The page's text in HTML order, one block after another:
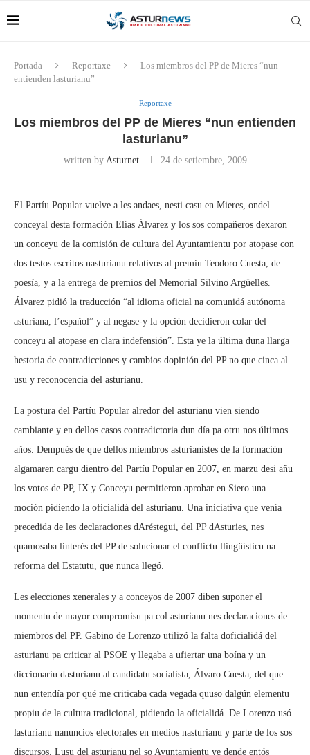
Portada Reportaxe
Los miembros del PP de Mieres “nun
entienden lasturianu”
Reportaxe
Los miembros del PP de Mieres “nun entienden
lasturianu”
written by Asturnet 24 de setiembre, 2009
El Partíu Popular vuelve a les andaes, nesti casu en Mieres, ondel
conceyal desta formación Elías Álvarez y los sos compañeros dexaron
un conceyu de la comisión de cultura del Ayuntamientu por atopase con
dos testos escritos nasturianu relativos al premiu Teodoro Cuesta, de
poesía, y a la entrega de premios del Memorial Silvino Argüelles.
Álvarez pidió la traducción “al idioma oficial na comunidá autónoma
asturiana, l’español” y al negase-y la opción decidieron colar del
conceyu al atopase en clara indefensión”. Esta ye la última duna llarga
hestoria de contradicciones y cambios dopinión del PP no que cinca al
usu y reconocencia del asturianu.
La postura del Partíu Popular alredor del asturianu vien siendo
cambiante y en dellos casos contradictoria dun día pa otru nos últimos
años. Dempués de que dellos miembros asturianistes de la formación
algamaren cargu dientro del Partíu Popular en 2007, en marzu desi añu
los votos de PP, IX y Conceyu permitieron aprobar en Siero una
moción pidiendo la oficialidá del asturianu. Una iniciativa que venía
precedida de les declaraciones dAréstegui, del PP dAsturies, nes
quamosaba linterés del PP de solucionar el conflictu llingüísticu na
reforma del Estatutu, que nunca llegó.
Les elecciones xenerales y a conceyos de 2007 diben suponer el
momentu de mayor compromisu pa col asturianu nes declaraciones de
miembros del PP. Gabino de Lorenzo utilizó la falta doficialidá del
asturianu pa criticar al PSOE y llegaba a ufiertar una boína y un
diccionariu dasturianu al candidatu socialista, Álvaro Cuesta, del que
nun entendía por qué me criticaba cada vegada quuso dalgún elementu
propiu de la cultura tradicional, pidiendo la oficialidá. De Lorenzo usó
lasturianu nanuncios electorales en medios nasturianu y parte de los sos
discursos. Lusu del asturianu nel so Ayuntamientu ye dende entós